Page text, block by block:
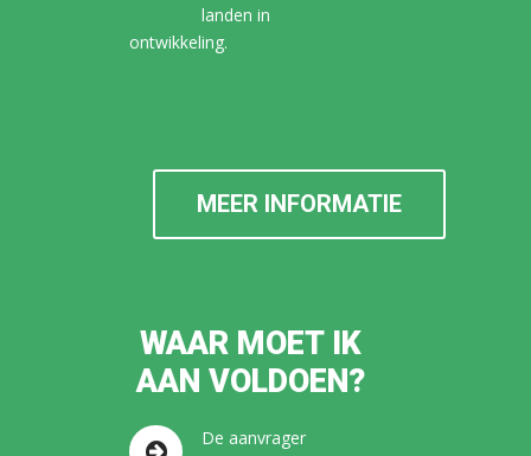
landen in
ontwikkeling.
MEER INFORMATIE
WAAR MOET IK
AAN VOLDOEN?
De aanvrager